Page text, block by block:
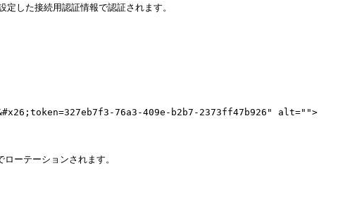
した接続用認証情報で認証されます。
76a3-409e-b2b7-2373ff47b926" alt="">
ーテーションされます。